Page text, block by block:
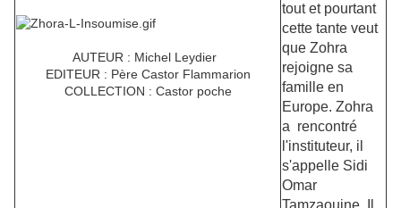
AUTEUR : Michel Leydier
EDITEUR : Père Castor Flammarion
COLLECTION : Castor poche
tout et pourtant
cette tante veut
que Zohra
rejoigne sa
famille en
Europe. Zohra
a rencontré
l'instituteur, il
s'appelle Sidi
Omar